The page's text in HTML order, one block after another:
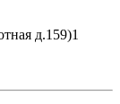
д.159)1